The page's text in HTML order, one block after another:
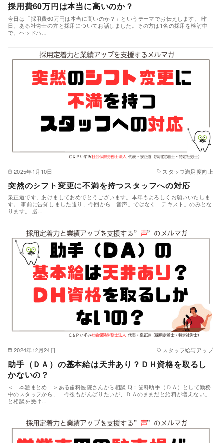
採用費60万円は本当に高いのか？
今日は「採用費60万円は本当に高いのか？」というテーマでお伝えします。 昨
日、ある社労士の方と採用についてお話しました。その方は1名の採用を検討中
で、ヘッドハ…
2025年1月10日 スタッフ満足度向上
突然のシフト変更に不満を持つスタッフへの対応
泉正道です。あけましておめでとうございます。本年もよろしくお願いいたしま
す。 事前に告知しました通り、今回から「音声」ではなく「テキスト」のみとな
ります。 必…
2024年12月24日 スタッフ給与アップ
助手（ＤＡ）の基本給は天井あり？ＤＨ資格を取るし
かないの？
＜ 本題まとめ ＞ある歯科医院さんから相談 Q：歯科助手（ＤＡ）として勤務
中のスタッフから、「今後もがんばりたいが、ＤＡのままだと給料が増えない」
と相談を受け…